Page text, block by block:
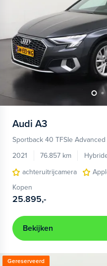
Audi A3
Sportback 40 TFSIe Advanced
2021
76.857 km
achteruitrijcamera
Kopen
25.895,-
Bekijken
Gereserveerd